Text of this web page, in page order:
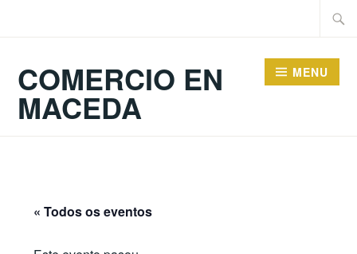
COMERCIO EN
MACEDA
MENU
« Todos os eventos